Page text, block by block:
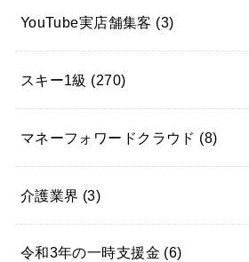
YouTube実店舗集客 (3)
スキー1級 (270)
マネーフォワードクラウド (8)
介護業界 (3)
令和3年の一時支援金 (6)